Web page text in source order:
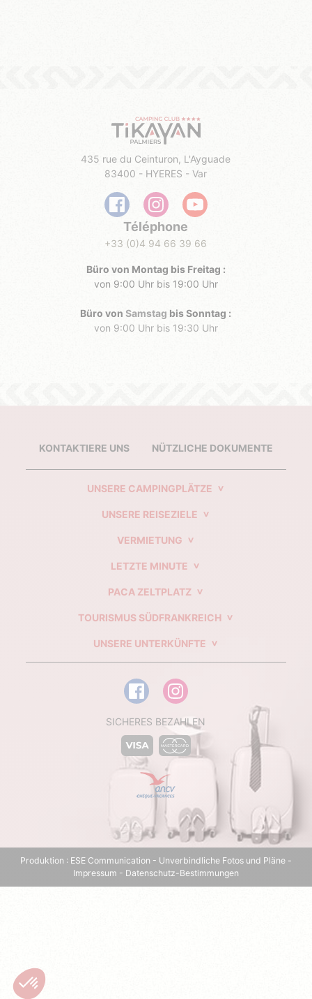
435 rue du Ceinturon, L'Ayguade
83400 - HYERES - Var
Téléphone
+33 (0)4 94 66 39 66
Büro von Montag bis Freitag :
von 9:00 Uhr bis 19:00 Uhr
Büro vonSamstag bis Sonntag :
von 9:00 Uhr bis 19:30 Uhr
KONTAKTIERE UNS NÜTZLICHE DOKUMENTE
UNSERE CAMPINGPLÄTZE
UNSERE REISEZIELE
VERMIETUNG
LETZTE MINUTE
PACA ZELTPLATZ
TOURISMUS SÜDFRANKREICH
UNSERE UNTERKÜNFTE
SICHERES BEZAHLEN
Produktion : ESE Communication - Unverbindliche Fotos und Pläne -
Impressum - Datenschutz-Bestimmungen